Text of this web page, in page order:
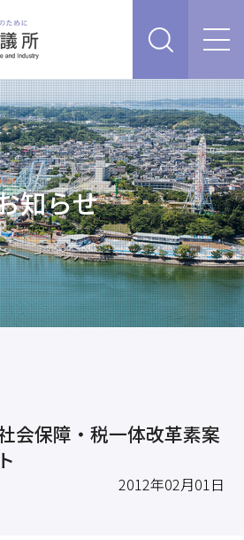
商品・サービス・技術を開発し
広げたい
い（経営安定、専門家相談な
て相談したい
取得したい
ス
情報
いて
相談予約 お問合せ
知らせ
会保障・税一体改革素案
2012年02月01日